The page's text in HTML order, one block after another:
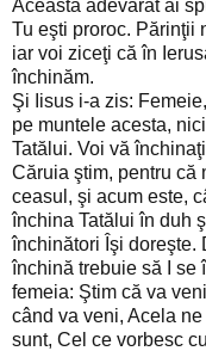
Aceasta adevărat ai
Tu eşti proroc. Părinţii
iar voi ziceţi că în
închinăm.
Şi Iisus i-a zis:
pe muntele acesta,
Tatălui. Voi vă
Căruia ştim, pentru că
ceasul, şi acum este,
închina Tatălui în duh
închinători Îşi doreşte.
închină trebuie să I se
femeia: Ştim că va
când va veni, Acela
sunt, Cel ce vorbesc